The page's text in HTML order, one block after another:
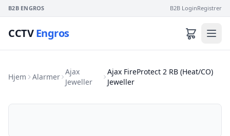
B2B ENGROS B2B LoginRegistrer
CCTVEngros
Hjem Alarmer
Ajax
Jeweller
Ajax FireProtect 2 RB (Heat/CO)
Jeweller